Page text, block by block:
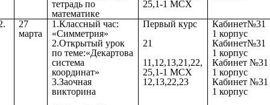
тетрадь по
математике
25,1-1 МСХ
27
марта
1.Классный час:
«Симметрия»
2.Открытый урок
по теме:«Декартова
система
координат»
3.Заочная
викторина
Первый курс
21
11,12,13,21,22,
25,1-1 МСХ
12,13,22,23
Кабинет№31
1 корпус
Кабинет№31
1 корпус
Кабинет №31
1 корпус
Кабинет №31
1 корпус